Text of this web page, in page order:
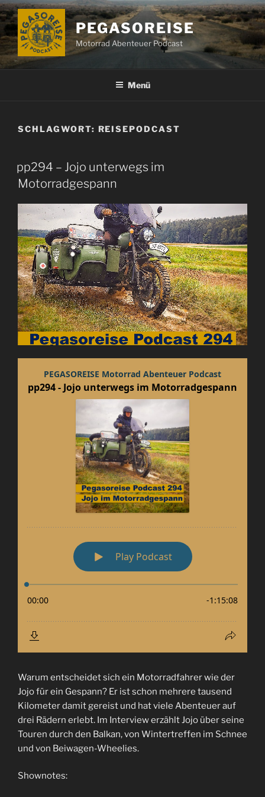
Zum
Inhalt
springen
PEGASOREISE
Motorrad Abenteuer Podcast
Menü
SCHLAGWORT: REISEPODCAST
pp294 – Jojo unterwegs im
Motorradgespann
Warum entscheidet sich ein Motorradfahrer wie der
Jojo für ein Gespann? Er ist schon mehrere tausend
Kilometer damit gereist und hat viele Abenteuer auf
drei Rädern erlebt. Im Interview erzählt Jojo über seine
Touren durch den Balkan, von Wintertreffen im Schnee
und von Beiwagen-Wheelies.
Shownotes: